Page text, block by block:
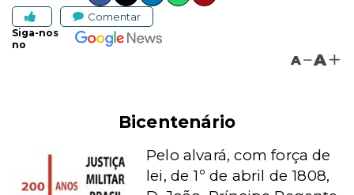
Comentar
Siga-nos
no
A A
Bicentenário
Pelo alvará, com força de
lei, de 1º de abril de 1808,